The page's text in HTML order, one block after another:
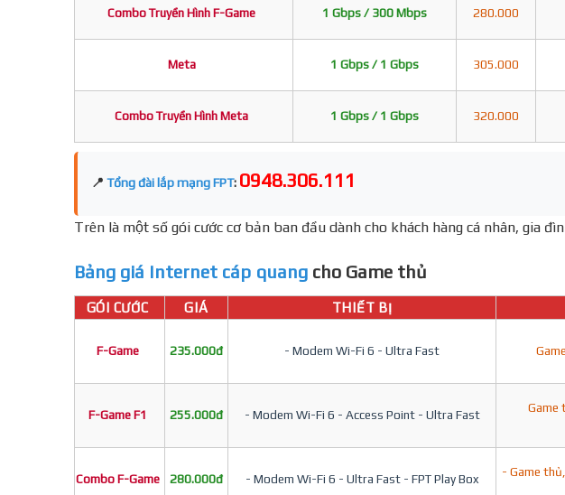
Combo Truyền Hình F-Game 1 Gbps / 300 Mbps 280.000
Meta 1 Gbps / 1 Gbps 305.000
Combo Truyền Hình Meta 1 Gbps / 1 Gbps 320.000
📍 Tổng đài lắp mạng FPT: 0948.306.111
Trên là một số gói cước cơ bản ban đầu dành cho khách hàng cá nhân, gia
Bảng giá Internet cáp quang cho Game thủ
GÓI CƯỚC GIÁ THIẾT BỊ
F-Game 235.000đ - Modem Wi-Fi 6 - Ultra Fast
F-Game F1 255.000đ - Modem Wi-Fi 6 - Access Point - Ultra Fast
Game
Combo F-Game 280.000đ - Modem Wi-Fi 6 - Ultra Fast - FPT Play Box
- Game